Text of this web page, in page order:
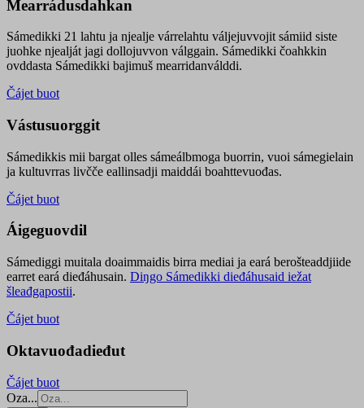
Mearrádusdahkan
Sámedikki 21 lahtu ja njealje várrelahtu váljejuvvojit sámiid siste
juohke njealját jagi dollojuvvon válggain. Sámedikki čoahkkin
ovddasta Sámedikki bajimuš mearridanválddi.
Čájet buot
Vástusuorggit
Sámedikkis mii bargat olles sámeálbmoga buorrin, vuoi sámegielain
ja kultuvrras livčče eallinsadji maiddái boahttevuođas.
Čájet buot
Áigeguovdil
Sámediggi muitala doaimmaidis birra mediai ja eará berošteaddjiide
earret eará dieđáhusain. Diŋgo Sámedikki dieđáhusaid iežat
šleađgapostii.
Čájet buot
Oktavuođadieđut
Čájet buot
Oza...